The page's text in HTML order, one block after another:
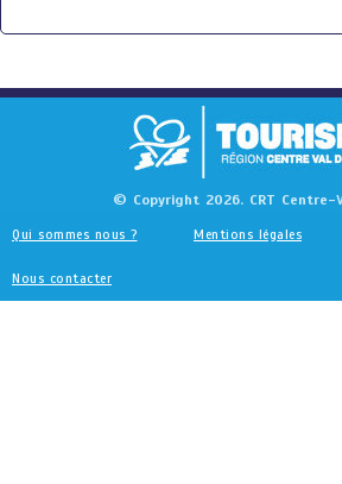
© Copyright 2026. CRT Centre-
Qui sommes nous ? Mentions légales
Nous contacter